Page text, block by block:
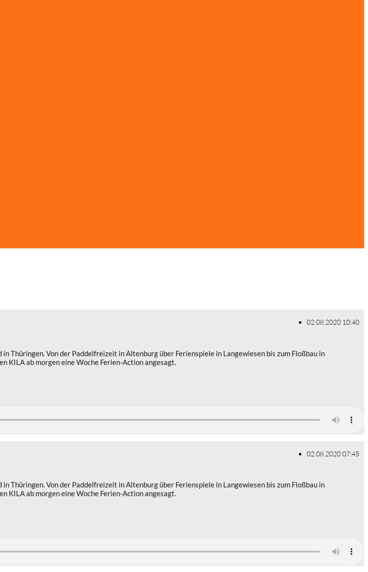
02.08.2020 10:40
Thüringen. Von der Paddelfreizeit in Altenburg über Ferienspiele in Langewiesen bis zum Floßbau in
KILA ab morgen eine Woche Ferien-Action angesagt.
02.08.2020 07:45
Thüringen. Von der Paddelfreizeit in Altenburg über Ferienspiele in Langewiesen bis zum Floßbau in
KILA ab morgen eine Woche Ferien-Action angesagt.